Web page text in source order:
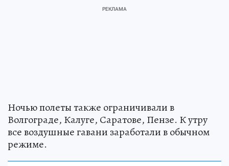
Ночью полеты также ограничивали в
Волгограде, Калуге, Саратове, Пензе. К утру
все воздушные гавани заработали в обычном
режиме.